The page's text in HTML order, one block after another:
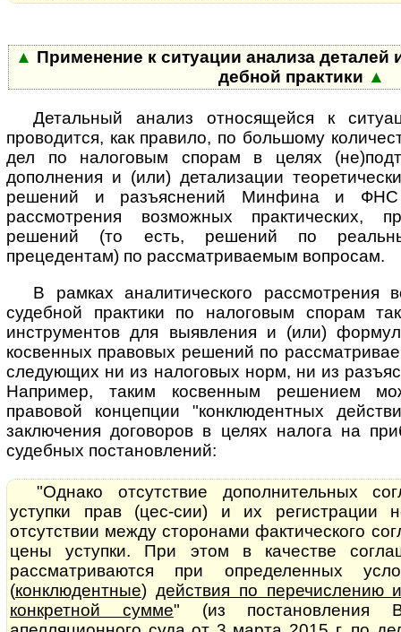
▲ Применение к ситуации анализа деталей
деб­ной прак­ти­ки ▲
Де­таль­ный ана­лиз от­но­ся­щей­ся к
проводится, как правило, по большому
дел по налоговым спорам в целях
дополнения и (или) детализации
решений и разъяснений Минфина и
рассмотрения возможных практических,
решений (то есть, решений по
прецедентам) по рассматриваемым вопросам.
В рамках аналитического рассмотрения
судебной практики по налоговым спорам
инструментов для выявления и (или)
косвенных правовых решений по
следующих ни из налоговых норм, ни из
Например, таким косвенным решением
правовой концепции "конклюдентных
заключения договоров в целях налога на
судебных постановлений:
"Однако отсутствие дополнительных
уступки прав (цес-сии) и их регистрации
отсутствии между сторонами фактического
цены уступки. При этом в качестве
рассматриваются при определенных
(конклюдентные) действия по перечислению
конкретной сумме" (из постановления